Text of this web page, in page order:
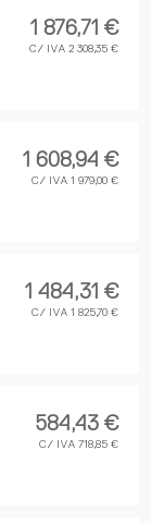
1 876,71 €
C/ IVA 2 308,35 €
1 608,94 €
C/ IVA 1 979,00 €
1 484,31 €
C/ IVA 1 825,70 €
584,43 €
C/ IVA 718,85 €